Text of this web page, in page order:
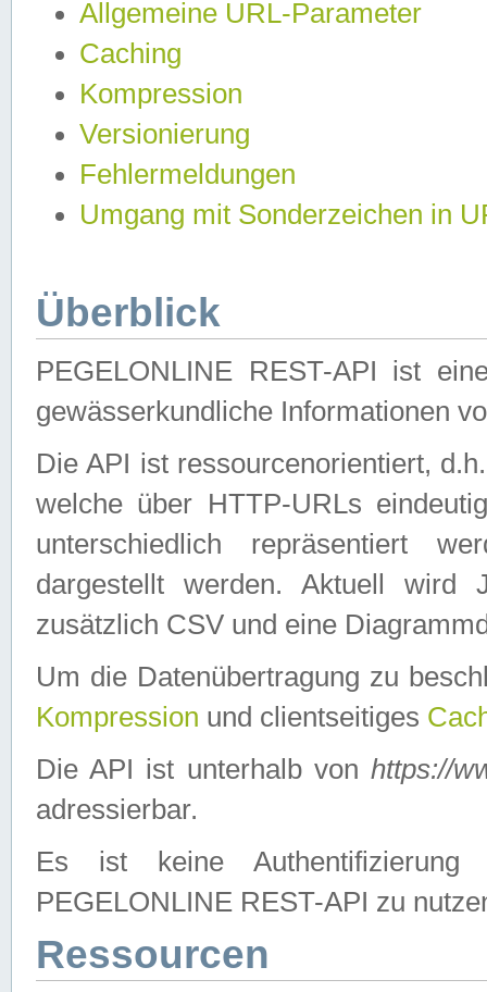
Allgemeine URL-Parameter
Caching
Kompression
Versionierung
Fehlermeldungen
Umgang mit Sonderzeichen in
Überblick
PEGELONLINE REST-API ist
gewässerkundliche Informationen
Die API ist ressourcenorientiert,
welche über HTTP-URLs
unterschiedlich repräsentiert
dargestellt werden. Aktuell wird
zusätzlich CSV und eine
Um die Datenübertragung zu
Kompression und clientseitiges
Die API ist unterhalb von https://
adressierbar.
Es ist keine
PEGELONLINE REST-API zu
Ressourcen